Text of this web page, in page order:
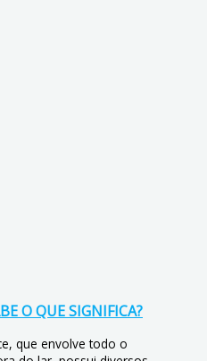
O QUE SIGNIFICA?
que envolve todo o